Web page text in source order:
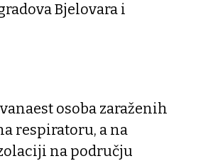
Bjelovara i
osoba zaraženih
respiratoru, a na
na području